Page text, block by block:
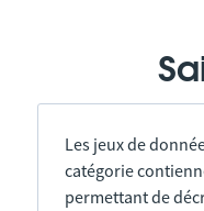
Les jeux de
catégorie
permettant de